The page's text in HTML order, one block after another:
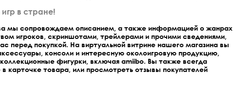
в стране!
мы сопровождаем описанием, а также информацией о жанрах
игроков, скриншотами, трейлерами и прочими сведениями,
перед покупкой. На виртуальной витрине нашего магазина вы
консоли и интересную околоигровую продукцию,
фигурки, включая amiibo. Вы также всегда
карточке товара, или просмотреть отзывы покупателей